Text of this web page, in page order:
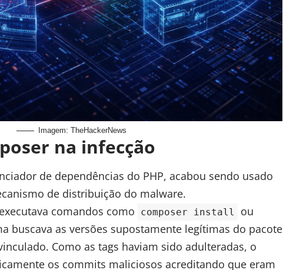
Imagem: TheHackerNews
na infecção
de dependências do PHP, acabou sendo usado
de distribuição do malware.
comandos como
composer install ou
buscava as versões supostamente legítimas do pacote
Como as tags haviam sido adulteradas, o
os commits maliciosos acreditando que eram